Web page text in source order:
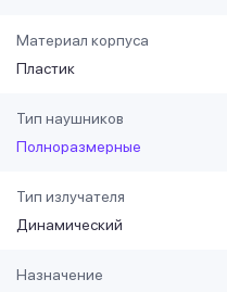
Материал корпуса
Пластик
Тип наушников
Полноразмерные
Тип излучателя
Динамический
Назначение